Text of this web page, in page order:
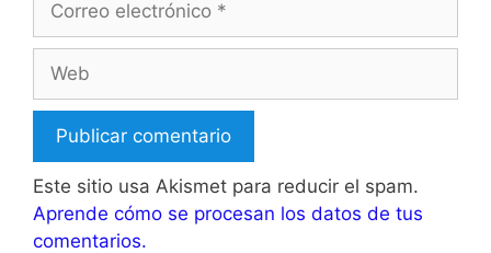
electrónico
Este sitio usa Akismet para reducir el spam.
Aprende cómo se procesan los datos de tus
comentarios.